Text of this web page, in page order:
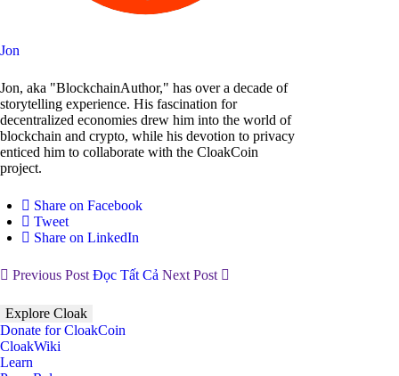
Jon
Jon, aka "BlockchainAuthor," has over a decade of
storytelling experience. His fascination for
decentralized economies drew him into the world of
blockchain and crypto, while his devotion to privacy
enticed him to collaborate with the CloakCoin
project.
Share on Facebook
Tweet
Share on LinkedIn
Previous Post Đọc Tất Cả Next Post
Explore Cloak
Donate for CloakCoin
CloakWiki
Learn